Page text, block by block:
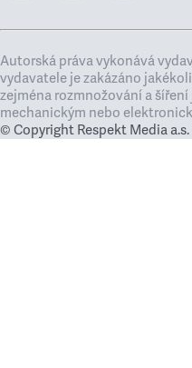
Autorská práva vykonává
vydavatele je zakázáno
zejména rozmnožování a
mechanickým nebo
© Copyright Respekt Media a.s.